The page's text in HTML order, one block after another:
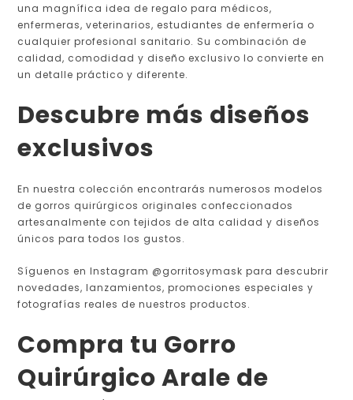
una magnífica idea de regalo para médicos,
enfermeras, veterinarios, estudiantes de enfermería o
cualquier profesional sanitario. Su combinación de
calidad, comodidad y diseño exclusivo lo convierte en
un detalle práctico y diferente.
Descubre más diseños
exclusivos
En nuestra colección encontrarás numerosos modelos
de gorros quirúrgicos originales confeccionados
artesanalmente con tejidos de alta calidad y diseños
únicos para todos los gustos.
Síguenos en Instagram @gorritosymask para descubrir
novedades, lanzamientos, promociones especiales y
fotografías reales de nuestros productos.
Compra tu Gorro
Quirúrgico Arale de